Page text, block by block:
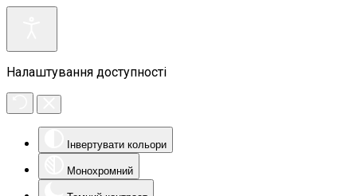
Налаштування доступності
Інвертувати кольори
Монохромний